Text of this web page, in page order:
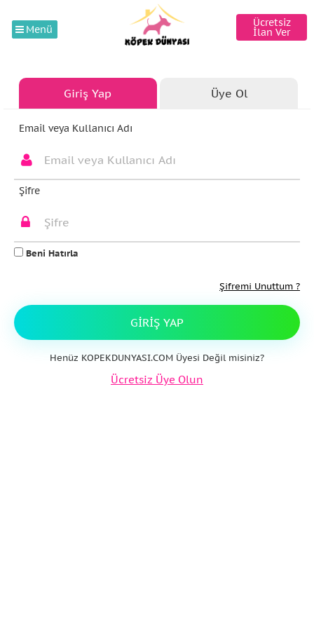
Menü
Ücretsiz
İlan Ver
Giriş Yap Üye Ol
Email veya Kullanıcı Adı
Şifre
Beni Hatırla
Şifremi Unuttum ?
GIRIŞ YAP
Henüz KOPEKDUNYASI.COM Üyesi Değil misiniz?
Ücretsiz Üye Olun